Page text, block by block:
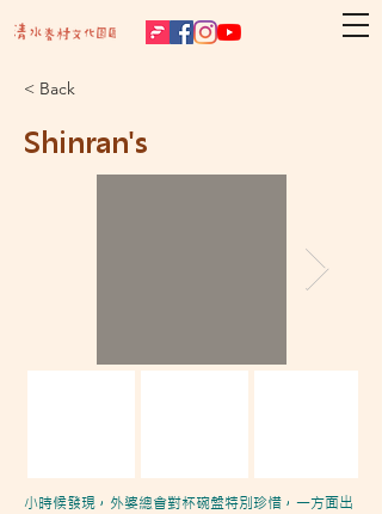
< Back
Shinran's
小時候發現，外婆總會對杯碗盤特別珍惜，一方面出